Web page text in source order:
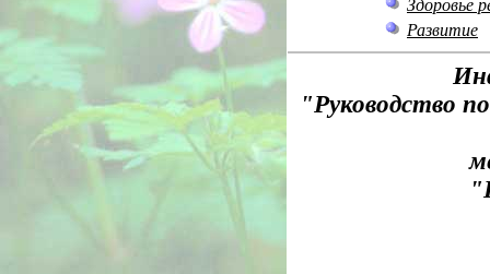
Здоровье
Развитие
"Руководство